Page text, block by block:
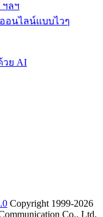
ลฯ
Copyright 1999-2026
Co., Ltd.